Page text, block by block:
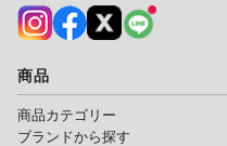
商品
商品カテゴリー
ブランドから探す